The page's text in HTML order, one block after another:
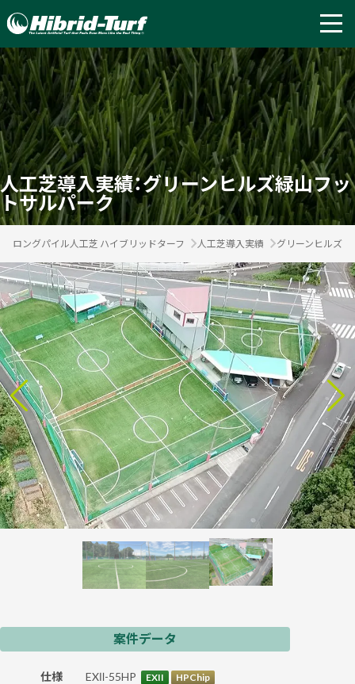
人工芝導入実績：グリーンヒルズ緑山フッ
トサルパーク
ロングパイル人工芝 ハイブリッドターフ 人工芝導入実績 グリーンヒルズ
案件データ
仕様 EXⅡ-55HP EXII HPChip